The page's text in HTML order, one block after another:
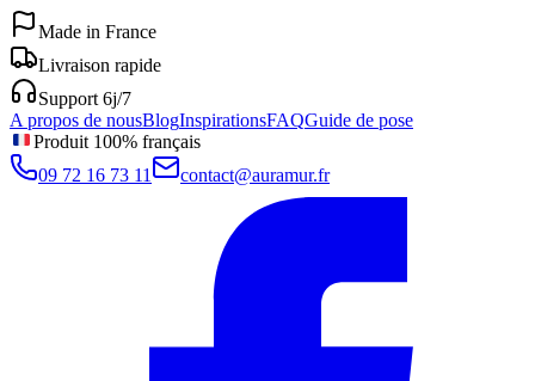
Made in France
Livraison rapide
Support 6j/7
A propos de nousBlogInspirationsFAQGuide de pose
Produit 100% français
09 72 16 73 11
contact@auramur.fr